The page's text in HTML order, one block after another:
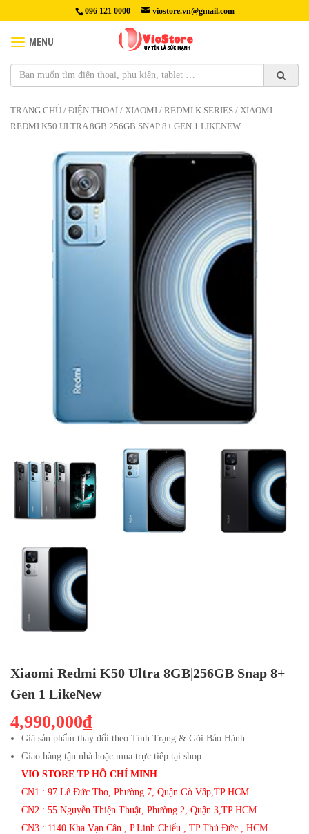
096 121 0000 viostore.vn@gmail.com
MENU
TRANG CHỦ / ĐIỆN THOẠI / XIAOMI / REDMI K SERIES / XIAOMI
REDMI K50 ULTRA 8GB|256GB SNAP 8+ GEN 1 LIKENEW
Xiaomi Redmi K50 Ultra 8GB|256GB Snap 8+
Gen 1 LikeNew
4,990,000₫
Giá sản phẩm thay đổi theo Tình Trạng & Gói Bảo Hành
Giao hàng tận nhà hoặc mua trực tiếp tại shop
VIO STORE TP HỒ CHÍ MINH
CN1 : 97 Lê Đức Thọ, Phường 7, Quận Gò Vấp,TP HCM
CN2 : 55 Nguyễn Thiện Thuật, Phường 2, Quận 3,TP HCM
CN3 : 1140 Kha Vạn Cân , P.Linh Chiểu , TP Thủ Đức , HCM